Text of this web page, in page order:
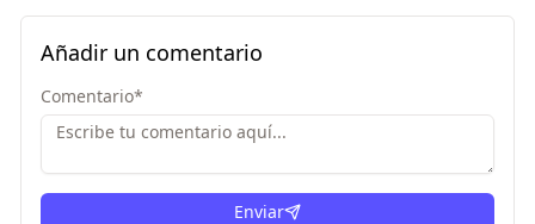
Añadir un comentario
Comentario*
Enviar